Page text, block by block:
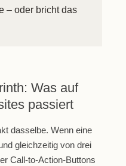
– oder bricht das
Was auf
passiert
dasselbe. Wenn eine
gleichzeitig von drei
Call-to-Action-Buttons